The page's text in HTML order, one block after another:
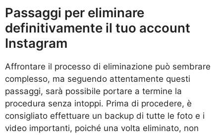
Passaggi per eliminare
definitivamente il tuo account
Instagram
Affrontare il processo di eliminazione può sembrare
complesso, ma seguendo attentamente questi
passaggi, sarà possibile portare a termine la
procedura senza intoppi. Prima di procedere, è
consigliato effettuare un backup di tutte le foto e i
video importanti, poiché una volta eliminato, non